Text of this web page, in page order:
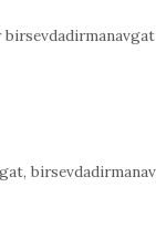
birsevdadirmanavgat
,